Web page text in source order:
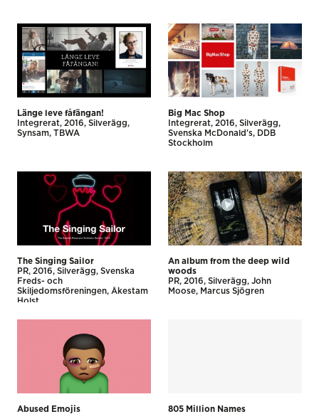
Länge leve fåfängan!
Integrerat 2016
Silverägg
Synsam TBWA
Big Mac Shop
Integrerat 2016
Silverägg
Svenska McDonald's
DDB
Stockholm
The Singing Sailor
PR 2016 Silverägg
Svenska
Freds- och
Skiljedomsföreningen
Åkestam
Holst
An album from the deep wild
woods
PR 2016 Silverägg
John
Moose
Marcus Sjögren
Abused Emojis
805 Million Names